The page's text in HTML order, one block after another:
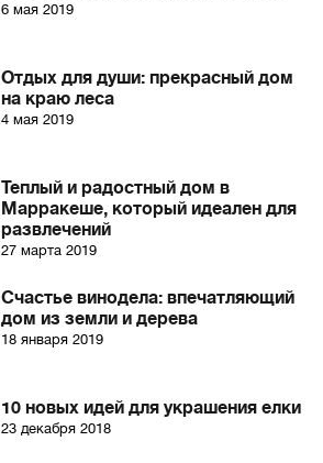
6 мая 2019
Отдых для души: прекрасный дом
на краю леса
4 мая 2019
Теплый и радостный дом в
Марракеше, который идеален для
развлечений
27 марта 2019
Счастье винодела: впечатляющий
дом из земли и дерева
18 января 2019
10 новых идей для украшения елки
23 декабря 2018